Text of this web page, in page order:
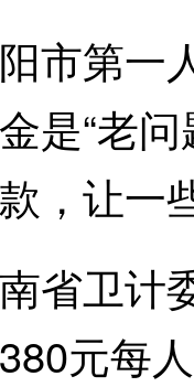
第一
是“老
，让一
卫计
元每